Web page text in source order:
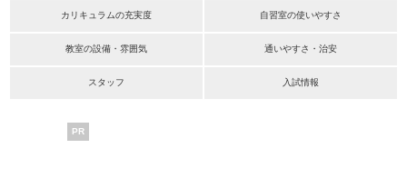
カリキュラムの充実度 自習室の使いやすさ
教室の設備・雰囲気 通いやすさ・治安
スタッフ 入試情報
PR